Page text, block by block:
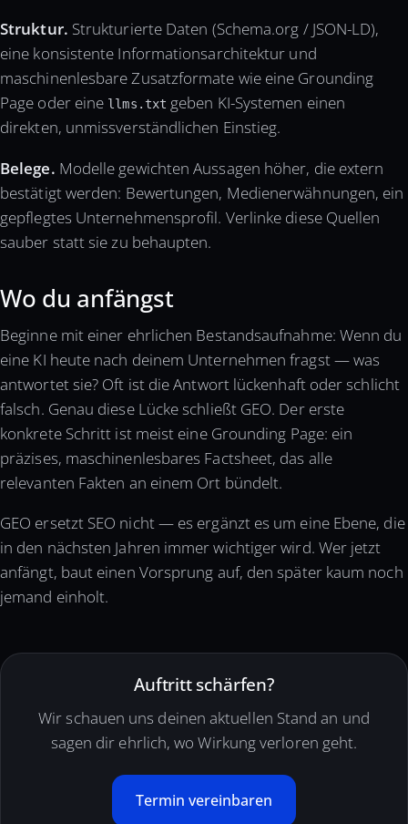
Struktur. Strukturierte Daten (Schema.org / JSON-LD),
eine konsistente Informationsarchitektur und
maschinenlesbare Zusatzformate wie eine Grounding
Page oder eine llms.txt geben KI-Systemen einen
direkten, unmissverständlichen Einstieg.
Belege. Modelle gewichten Aussagen höher, die extern
bestätigt werden: Bewertungen, Medienerwähnungen, ein
gepflegtes Unternehmensprofil. Verlinke diese Quellen
sauber statt sie zu behaupten.
Wo du anfängst
Beginne mit einer ehrlichen Bestandsaufnahme: Wenn du
eine KI heute nach deinem Unternehmen fragst — was
antwortet sie? Oft ist die Antwort lückenhaft oder schlicht
falsch. Genau diese Lücke schließt GEO. Der erste
konkrete Schritt ist meist eine Grounding Page: ein
präzises, maschinenlesbares Factsheet, das alle
relevanten Fakten an einem Ort bündelt.
GEO ersetzt SEO nicht — es ergänzt es um eine Ebene, die
in den nächsten Jahren immer wichtiger wird. Wer jetzt
anfängt, baut einen Vorsprung auf, den später kaum noch
jemand einholt.
Auftritt schärfen?
Wir schauen uns deinen aktuellen Stand an und
sagen dir ehrlich, wo Wirkung verloren geht.
Termin vereinbaren